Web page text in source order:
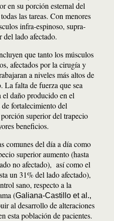
en su porción esternal del
las tareas. Con menores
infra-espinoso, supra-
del lado afectado.
que tanto los músculos
afectados por la cirugía y
a niveles más altos de
La falta de fuerza que sea
el daño producido en el
fortalecimiento del
superior del trapecio
beneficios.
comunes del día a día como
superior aumento (hasta
no afectado), así como el
un 31% del lado afectado),
sano, respecto a la
(Galiana-Castillo et al.,
al desarrollo de alteraciones
esta población de pacientes.